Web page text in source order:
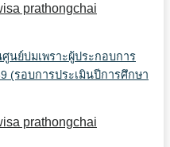
prathongchai
นย์บ่มเพราะผู้ประกอบการ
(รอบการประเมินปีการศึกษา
prathongchai